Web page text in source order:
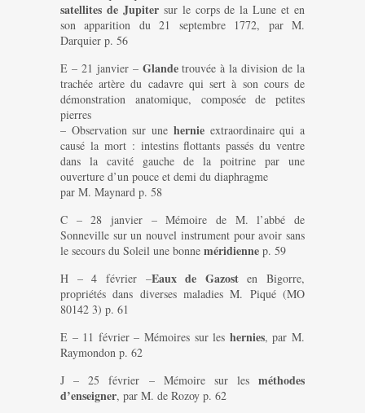
satellites de Jupitersur le corps de la Lune et en
son apparition du 21 septembre 1772, par M.
Darquier p. 56
E – 21 janvier – Glandetrouvée à la division de la
trachée artère du cadavre qui sert à son cours de
démonstration anatomique, composée de petites
pierres
– Observation sur une hernieextraordinaire qui a
causé la mort : intestins flottants passés du ventre
dans la cavité gauche de la poitrine par une
ouverture d’un pouce et demi du diaphragme
par M. Maynard p. 58
C – 28 janvier – Mémoire de M. l’abbé de
Sonneville sur un nouvel instrument pour avoir sans
le secours du Soleil une bonne méridienne p. 59
H – 4 février –Eaux de Gazosten Bigorre,
propriétés dans diverses maladies M. Piqué (MO
80142 3) p. 61
E – 11 février – Mémoires sur les hernies, par M.
Raymondon p. 62
J – 25 février – Mémoire sur les méthodes
d’enseigner, par M. de Rozoy p. 62